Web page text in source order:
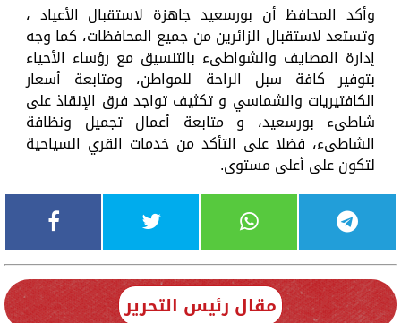
وأكد المحافظ أن بورسعيد جاهزة لاستقبال الأعياد ،
وتستعد لاستقبال الزائرين من جميع المحافظات، كما وجه
إدارة المصايف والشواطىء بالتنسيق مع رؤساء الأحياء
بتوفير كافة سبل الراحة للمواطن، ومتابعة أسعار
الكافتيريات والشماسي و تكثيف تواجد فرق الإنقاذ على
شاطىء بورسعيد، و متابعة أعمال تجميل ونظافة
الشاطىء، فضلا على التأكد من خدمات القري السياحية
لتكون على أعلى مستوى.
مقال رئيس التحرير